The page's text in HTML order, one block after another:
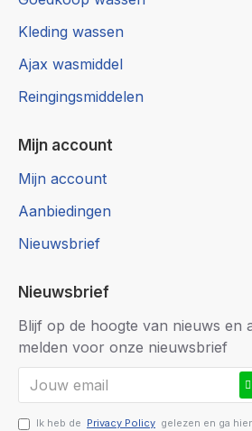
Kleding wassen
Ajax wasmiddel
Reingingsmiddelen
Mijn account
Mijn account
Aanbiedingen
Nieuwsbrief
Nieuwsbrief
Blijf op de hoogte van nieuws en
melden voor onze nieuwsbrief
Ik heb de Privacy Policy gelezen en ga